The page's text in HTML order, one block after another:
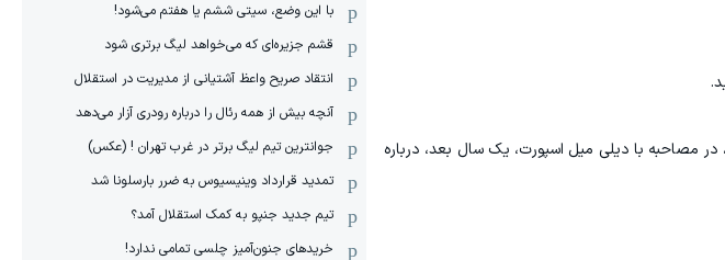
2025 به عنوان مدیر فنی منصوب شد، در مصاحبه با دیلی میل اسپورت، یک سال بعد، درباره
با این وضع، سیتی ششم یا هفتم می‌شود!
قشم جزیره‌ای که می‌خواهد لیگ برتری شود
انتقاد صریح واعظ آشتیانی از مدیریت در استقلال
آنچه بیش از همه رئال را درباره رودری آزار می‌دهد
جوانترین تیم لیگ برتر در غرب تهران ! (عکس)
تمدید قرارداد وینیسیوس به ضرر بارسلونا شد
تیم جدید جنپو به کمک استقلال آمد؟
خریدهای جنون‌آمیز چلسی تمامی ندارد!